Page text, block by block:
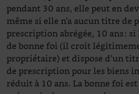
pendant 30 ans, elle peut en
même si elle n’a aucun titre de
prescription abrégée, 10 ans : si
de bonne foi (il croit
propriétaire) et dispose d’un
de prescription pour les biens
réduit à 10 ans. La bonne foi